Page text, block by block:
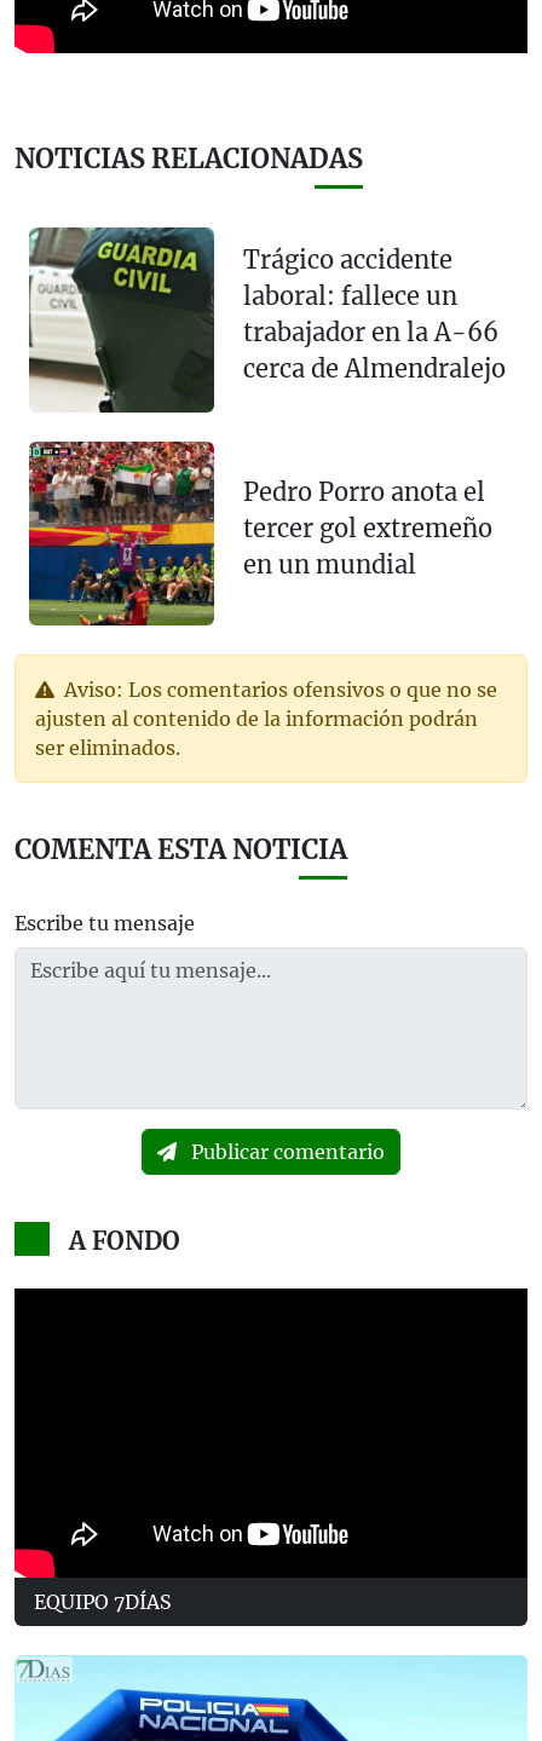
NOTICIAS RELACIONADAS
Trágico accidente
laboral: fallece un
trabajador en la A-66
cerca de Almendralejo
Pedro Porro anota el
tercer gol extremeño
en un mundial
Aviso: Los comentarios ofensivos o que no se
ajusten al contenido de la información podrán
ser eliminados.
COMENTA ESTA NOTICIA
Escribe tu mensaje
Publicar comentario
A FONDO
EQUIPO 7DÍAS